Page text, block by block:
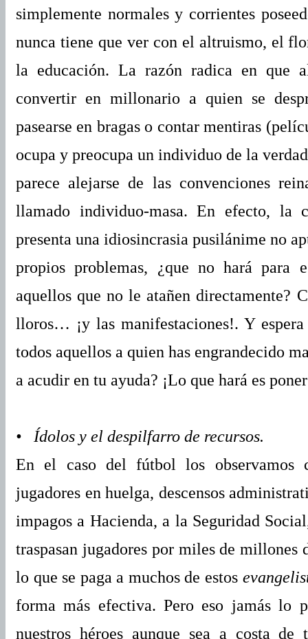
simplemente normales y corrientes
nunca tiene que ver con el altruismo, el
la educación. La razón radica en que
convertir en millonario a quien se
pasearse en bragas o contar mentiras
ocupa y preocupa un individuo de la
parece alejarse de las convenciones
llamado individuo-masa. En efecto, la
presenta una idiosincrasia pusilánime no
propios problemas, ¿que no hará para
aquellos que no le atañen directamente?
lloros… ¡y las manifestaciones!. Y
todos aquellos a quien has engrandecido
a acudir en tu ayuda? ¡Lo que hará es
• Ídolos y el despilfarro de recursos.
En el caso del fútbol los observamos
jugadores en huelga, descensos
impagos a Hacienda, a la Seguridad
traspasan jugadores por miles de millones
lo que se paga a muchos de estos
forma más efectiva. Pero eso jamás lo
nuestros héroes aunque sea a costa